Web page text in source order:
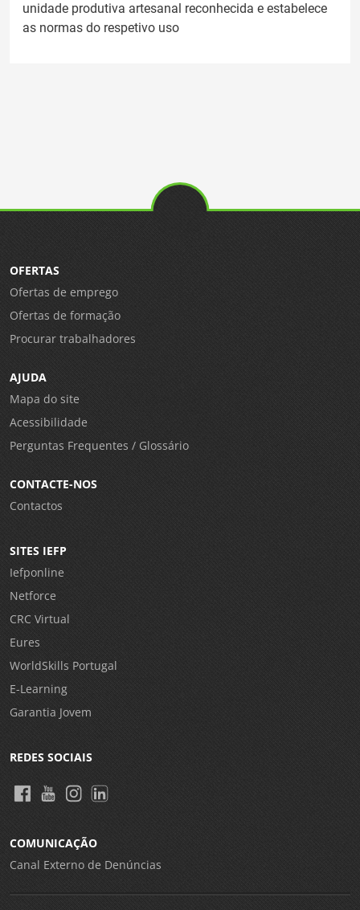
unidade produtiva artesanal reconhecida e estabelece
as normas do respetivo uso
OFERTAS
Ofertas de emprego
Ofertas de formação
Procurar trabalhadores
AJUDA
Mapa do site
Acessibilidade
Perguntas Frequentes / Glossário
CONTACTE-NOS
Contactos
SITES IEFP
Iefponline
Netforce
CRC Virtual
Eures
WorldSkills Portugal
E-Learning
Garantia Jovem
REDES SOCIAIS
COMUNICAÇÃO
Canal Externo de Denúncias